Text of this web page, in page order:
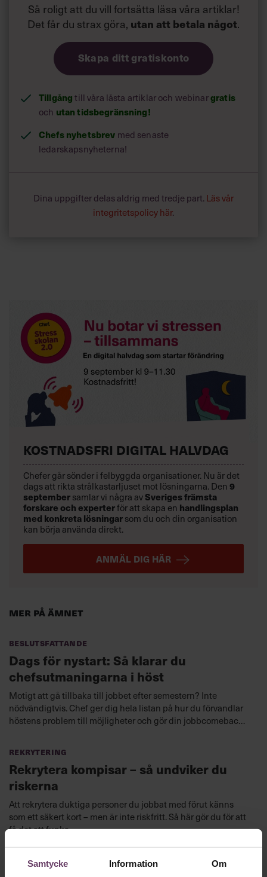
Samtycke Information Om
Så roligt att du vill fortsätta läsa våra artiklar!
Det får du strax göra, utan att betala något.
Skapa ditt gratiskonto
Tillgångtill våra låsta artiklar och webinargratis
och utan tidsbegränsning!
Chefs nyhetsbrev med senaste
ledarskapsnyheterna!
Dina uppgifter delas aldrig med tredje part. Läs vår
integritetspolicy här.
Mer på ämnet
Beslutsfattande
Dags för nystart: Så klarar du
chefsutmaningarna i höst
Motigt att gå tillbaka till jobbet efter semestern? Inte
nödvändigtvis. Chef ger dig hela listan på hur du förvandlar
höstens problem till möjligheter och gör din jobbcomeback
Rekrytering
Rekrytera kompisar – så undviker du
riskerna
Att rekrytera duktiga personer du jobbat med förut känns
som ett säkert kort – men är inte riskfritt. Så här gör du för att
få det att funka.
KOSTNADSFRI DIGITAL HALVDAG
Chefer går sönder i felbyggda organisationer. Nu är det
dags att rikta strålkastarljuset mot lösningarna. Den9
septembersamlar vi några avSveriges främsta
forskare och experterför att skapa en handlingsplan
med konkreta lösningarsom du och din organisation
kan börja använda direkt.
ANMÄL DIG HÄR